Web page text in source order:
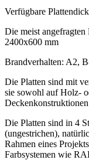
Verfügbare
Die meist angefragten
2400x600 mm
Brandverhalten: A2,
Die Platten sind mit
sie sowohl auf Holz-
Die Platten sind in 4
(ungestrichen),
Rahmen eines
Farbsystemen wie